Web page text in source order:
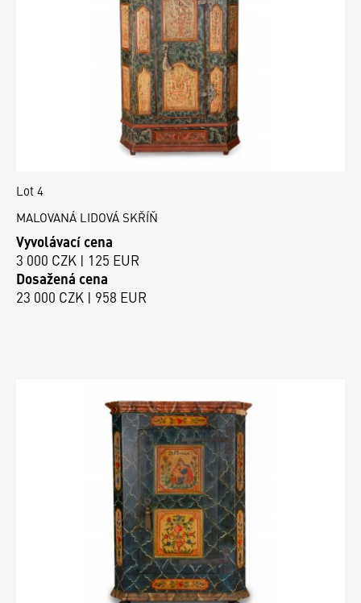
Lot 4
MALOVANÁ LIDOVÁ SKŘÍŇ
Vyvolávací cena
3 000 CZK | 125 EUR
Dosažená cena
23 000 CZK | 958 EUR